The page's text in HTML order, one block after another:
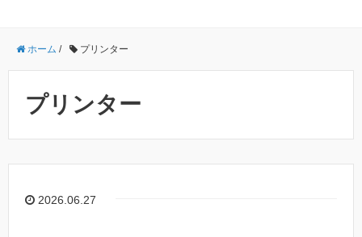
ホーム / プリンター
プリンター
2026.06.27